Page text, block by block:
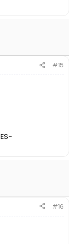
#15
#16